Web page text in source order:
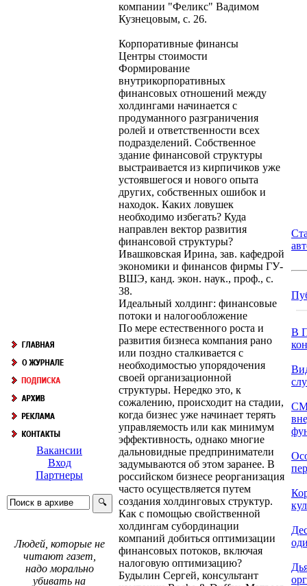
Вакансии
Вход
Партнеры
Людей, которые не
читают газет,
надо морально
убивать на
компании "Феликс" Вадимом
Кузнецовым, с. 26.
Корпоративные финансы
Центры стоимости
Формирование
внутрикорпоративных
финансовых отношений между
холдингами начинается с
продуманного разграничения
ролей и ответственности всех
подразделений. Собственное
здание финансовой структуры
выстраивается из кирпичиков уже
устоявшегося и нового опыта
других, собственных ошибок и
находок. Каких ловушек
необходимо избегать? Куда
направлен вектор развития
финансовой структуры?
Ивашковская Ирина, зав. кафедрой
экономики и финансов фирмы ГУ-
ВШЭ, канд. экон. наук., проф., с.
38.
Идеальный холдинг: финансовые
потоки и налогообложение
По мере естественного роста и
развития бизнеса компания рано
или поздно сталкивается с
необходимостью упорядочения
своей организационной
структуры. Нередко это, к
сожалению, происходит на стадии,
когда бизнес уже начинает терять
управляемость или как минимум
эффективность, однако многие
дальновидные предприниматели
задумываются об этом заранее. В
российском бизнесе реорганизация
часто осуществляется путем
создания холдинговых структур.
Как с помощью свойственной
холдингам субординации
компаний добиться оптимизации
финансовых потоков, включая
налоговую оптимизацию?
Будылин Сергей, консультант
В